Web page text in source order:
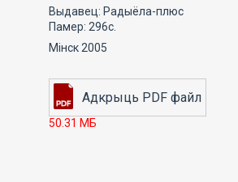
Выдавец: Радыёла-плюс
Памер: 296с.
Мінск 2005
50.31 МБ